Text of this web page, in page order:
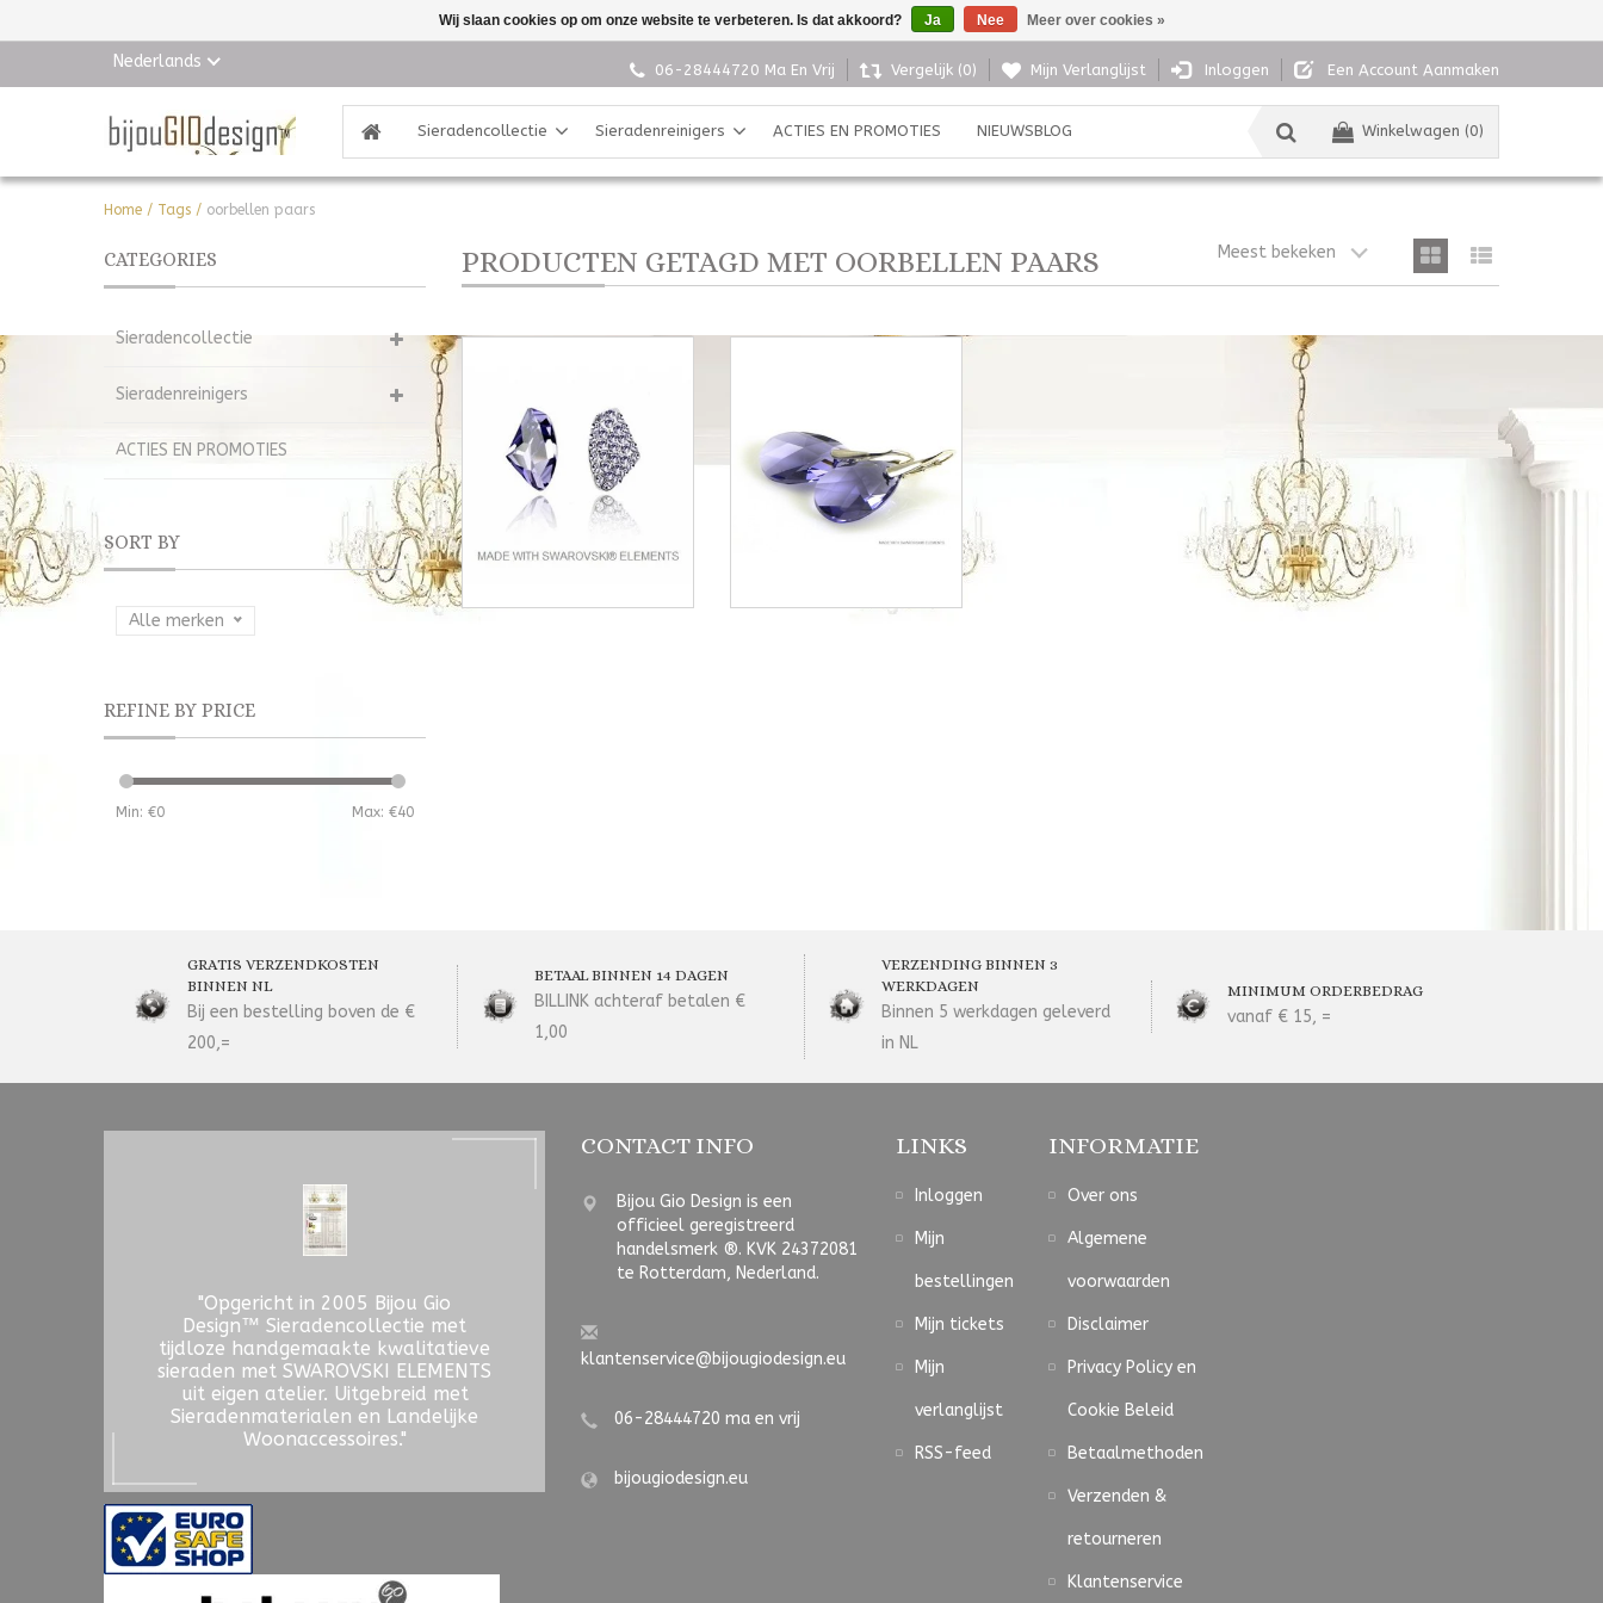
Nederlands 06-28444720 Ma En Vrij Vergelijk (0) Mijn Verlanglijst Inloggen Een Account Aanmaken
Winkelwagen (0)
Sieradencollectie Sieradenreinigers ACTIES EN PROMOTIES NIEUWSBLOG
Home / Tags / oorbellen paars
CATEGORIES
Sieradencollectie
Sieradenreinigers
ACTIES EN PROMOTIES
SORT BY
Alle merken
REFINE BY PRICE
Min: €0 Max: €40
PRODUCTEN GETAGD MET OORBELLEN PAARS Meest bekeken
GRATIS VERZENDKOSTEN
BINNEN NL
Bij een bestelling boven de €
200,=
BETAAL BINNEN 14 DAGEN
BILLINK achteraf betalen €
1,00
VERZENDING BINNEN 3
WERKDAGEN
Binnen 5 werkdagen geleverd
in NL
MINIMUM ORDERBEDRAG
vanaf € 15, =
"Opgericht in 2005 Bijou Gio
Design™ Sieradencollectie met
tijdloze handgemaakte kwalitatieve
sieraden met SWAROVSKI ELEMENTS
uit eigen atelier. Uitgebreid met
Sieradenmaterialen en Landelijke
Woonaccessoires."
CONTACT INFO
Bijou Gio Design is een
officieel geregistreerd
handelsmerk ®. KVK 24372081
te Rotterdam, Nederland.
klantenservice@bijougiodesign.eu
06-28444720 ma en vrij
bijougiodesign.eu
LINKS
Inloggen
Mijn
bestellingen
Mijn tickets
Mijn
verlanglijst
RSS-feed
INFORMATIE
Over ons
Algemene
voorwaarden
Disclaimer
Privacy Policy en
Cookie Beleid
Betaalmethoden
Verzenden &
retourneren
Klantenservice
Wij slaan cookies op om onze website te verbeteren. Is dat akkoord? Ja Nee Meer over cookies »